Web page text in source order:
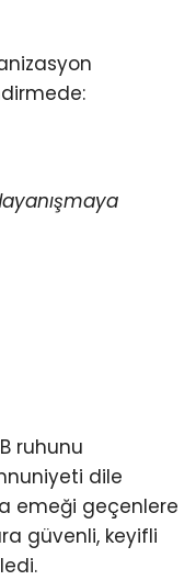
ruhunu
dile
emeği geçenlere
güvenli, keyifli